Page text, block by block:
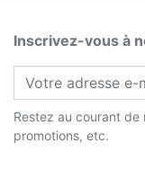
Inscrivez-vous à
Restez au courant de
promotions, etc.